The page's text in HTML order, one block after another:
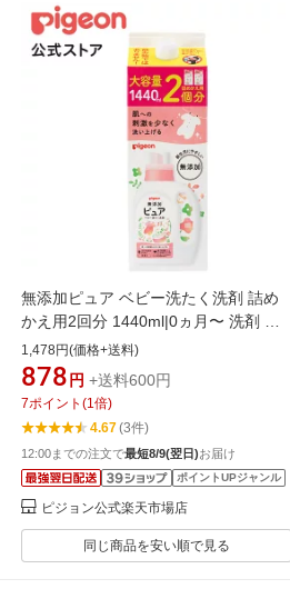
無添加ピュア ベビー洗たく洗剤 詰め
かえ用2回分 1440ml|0ヵ月〜 洗剤 洗
濯洗剤 衣類洗剤 衣類用洗剤 衣類 衣類
用 洗濯 洗濯用 洗濯用品 洗濯用洗剤 赤
ちゃん 赤ちゃん用 赤ちゃん用品 ベビ
ー用 ベビー用品 ベビーグッズ 子供 こ
ども キッズ 子供用 赤ちゃんグッズ
1,478円(価格+送料)
878 円 +送料600円
7ポイント (1倍)
4.67(3件)
12:00までの注文で最短8/9(翌日)お届け
ポイントUPジャンル
ピジョン公式楽天市場店
同じ商品を安い順で見る